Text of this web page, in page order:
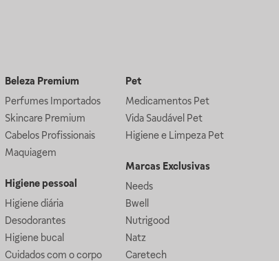
Beleza Premium
Perfumes Importados
Skincare Premium
Cabelos Profissionais
Maquiagem
Higiene pessoal
Higiene diária
Desodorantes
Higiene bucal
Cuidados com o corpo
Pet
Medicamentos Pet
Vida Saudável Pet
Higiene e Limpeza Pet
Marcas Exclusivas
Needs
Bwell
Nutrigood
Natz
Caretech